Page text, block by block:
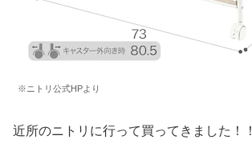
※ニトリ公式HPより
近所のニトリに行って買ってきました！！